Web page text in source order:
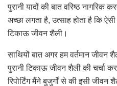
पुरानी यादों की बात वरिष्ठ
अच्छा लगता है, उत्साह होता है कि
टिकाऊ जीवन शैली।
साथियों बात अगर हम वर्तमान जीवन
पुरानी टिकाऊ जीवन शैली की चर्चा
रिपोर्टिंग मैंने बुजुर्गों से की इसी जीवन